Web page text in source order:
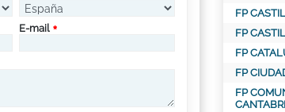
E-mail
FP
FP
FP
FP
FP